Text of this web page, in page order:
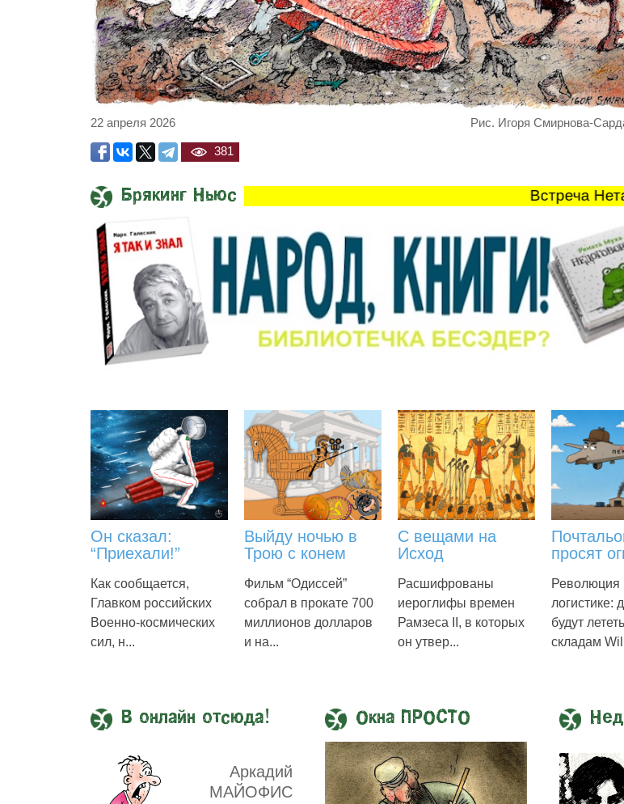
Рис. Игоря Смирнова-
22 апреля 2026
381
Брякинг Ньюс Встреча
Он сказал:
“Приехали!”
Как сообщается,
Главком российских
Военно-космических
сил, н...
Выйду ночью в
Трою с конем
Фильм “Одиссей”
собрал в прокате 700
миллионов долларов
и на...
С вещами на
Исход
Расшифрованы
иероглифы времен
Рамзеса II, в которых
он утвер...
просят
Революция
логистике:
будут
складам
В онлайн отсюда!
Аркадий
МАЙОФИС
Окна ПРОСТО